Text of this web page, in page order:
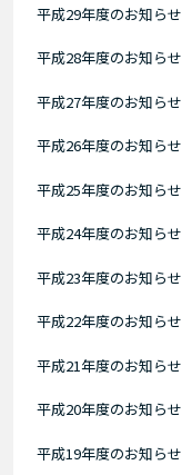
平成29年度のお知らせ
平成28年度のお知らせ
平成27年度のお知らせ
平成26年度のお知らせ
平成25年度のお知らせ
平成24年度のお知らせ
平成23年度のお知らせ
平成22年度のお知らせ
平成21年度のお知らせ
平成20年度のお知らせ
平成19年度のお知らせ